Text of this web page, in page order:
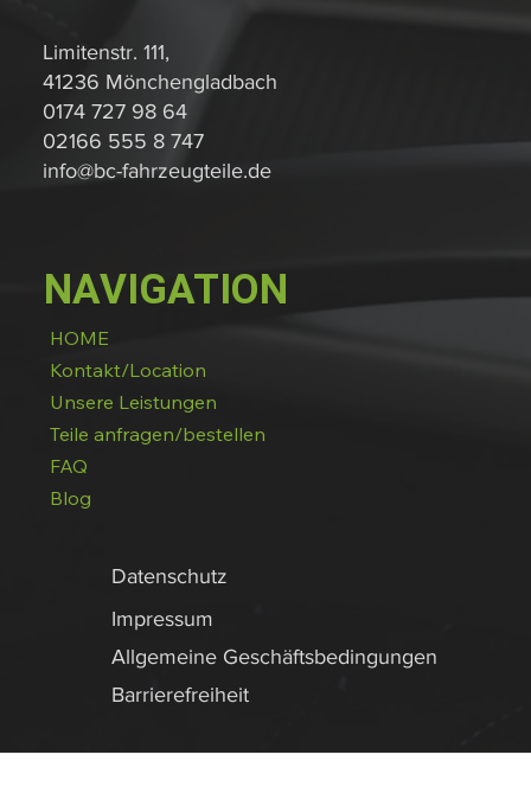
Datenschutz
Impressum
Allgemeine Geschäftsbedingungen
Barrierefreiheit
NAVIGATION
HOME
Kontakt/Location
Unsere Leistungen
Teile anfragen/bestellen
FAQ
Blog
Limitenstr. 111,
41236 Mönchengladbach
0174 727 98 64
02166 555 8 747
info@bc-fahrzeugteile.de